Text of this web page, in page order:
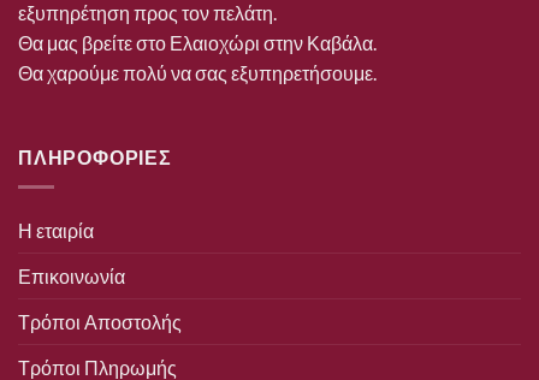
εξυπηρέτηση προς τον πελάτη.
Θα μας βρείτε στο Ελαιοχώρι στην Καβάλα.
Θα χαρούμε πολύ να σας εξυπηρετήσουμε.
ΠΛΗΡΟΦΟΡΙΕΣ
Η εταιρία
Επικοινωνία
Τρόποι Αποστολής
Τρόποι Πληρωμής